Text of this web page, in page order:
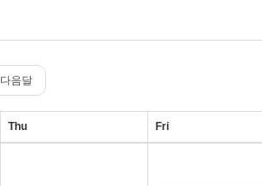
다음달
Thu Fri